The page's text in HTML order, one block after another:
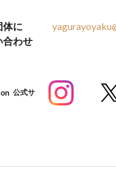
体に
合わせ
公式サ